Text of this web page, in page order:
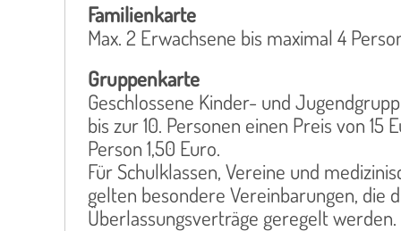
Familienkarte
Max. 2 Erwachsene bis maximal 4
Gruppenkarte
Geschlossene Kinder- und
bis zur 10. Personen einen Preis von 15
Person 1,50 Euro.
Für Schulklassen, Vereine und
gelten besondere Vereinbarungen, die
Überlassungsverträge geregelt werden.